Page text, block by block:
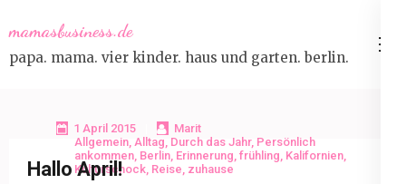
to
content
mamasbusiness.de
papa. mama. vier kinder. haus und garten. berlin.
1 April 2015
Marit
Allgemein, Alltag, Durch das Jahr, Persönlich
ankommen, Berlin, Erinnerung, frühling, Kalifornien,
Kulturschock, Reise, zuhause
Hallo April!